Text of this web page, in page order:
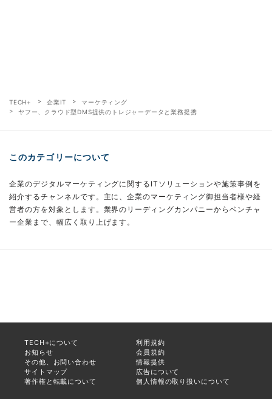
TECH+ 企業IT
マーケティング
ヤフー、クラウド型DMS提供のトレジャーデータと業務提携
このカテゴリーについて
企業のデジタルマーケティングに関するITソリューションや施策事例を
紹介するチャンネルです。主に、企業のマーケティング御担当者様や経
営者の方を対象とします。業界のリーディングカンパニーからベンチャ
ー企業まで、幅広く取り上げます。
TECH+について
利用規約
お知らせ
会員規約
その他、お問い合わせ
情報提供
サイトマップ
広告について
著作権と転載について
個人情報の取り扱いについて